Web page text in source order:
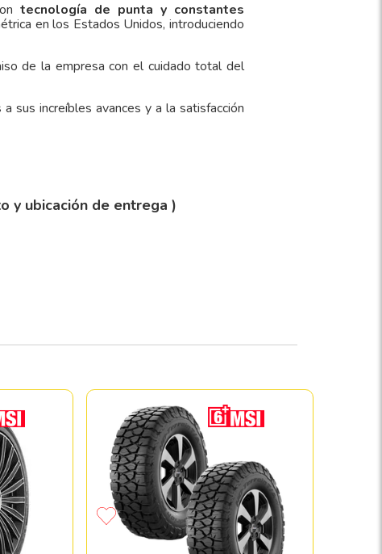
tecnología de punta y constantes
en los Estados Unidos, introduciendo
de la empresa con el cuidado total del
a sus increíbles avances y a la satisfacción
y ubicación de entrega )